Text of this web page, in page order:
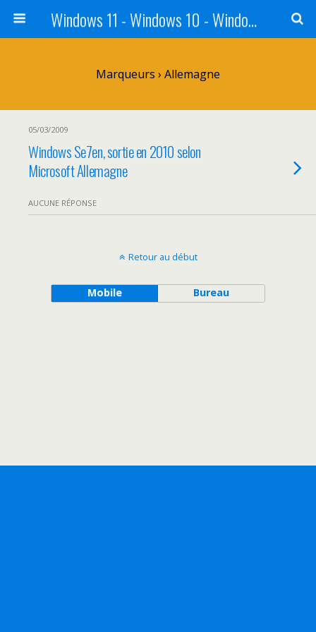
Windows 11 - Windows 10 - Windows 8 - Windows 7 - VISTA
Marqueurs › Allemagne
05/03/2009
Windows Se7en, sortie en 2010 selon
Microsoft Allemagne
AUCUNE RÉPONSE
Retour au début
Mobile Bureau